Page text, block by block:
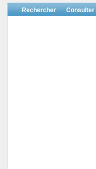
Rechercher Consulter